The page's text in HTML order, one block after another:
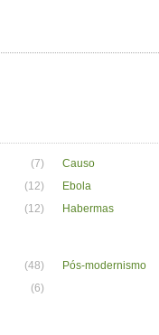
(7)
Causo
(12)
Ebola
(12) Habermas
(48)
Pós-modernismo
(6)